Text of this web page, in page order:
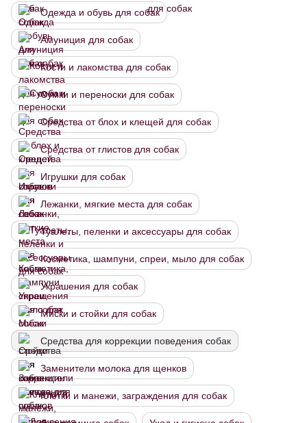
Одежда и обувь для собак
Амуниция для собак
Кости и лакомства для собак
Сумки и переноски для собак
Средства от блох и клещей для собак
Средства от глистов для собак
Игрушки для собак
Лежанки, мягкие места для собак
Туалеты, пеленки и аксессуары для собак
Косметика, шампуни, спреи, мыло для собак
Украшения для собак
Миски и стойки для собак
Средства для коррекции поведения собак
Заменители молока для щенков
Клетки и манежи, заграждения для собак